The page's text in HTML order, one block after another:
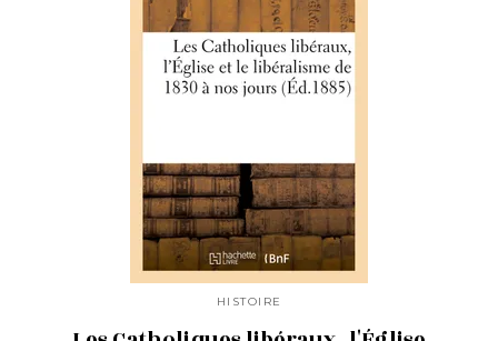
HISTOIRE